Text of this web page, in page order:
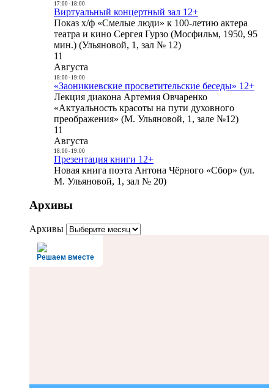
17:00- 18:00
Виртуальный концертный зал 12+
Показ х/ф «Смелые люди» к 100-летию актера
театра и кино Сергея Гурзо (Мосфильм, 1950, 95
мин.) (Ульяновой, 1, зал № 12)
11
Августа
18:00- 19:00
«Заоникиевские просветительские беседы» 12+
Лекция диакона Артемия Овчаренко
«Актуальность красоты на пути духовного
преображения» (М. Ульяновой, 1, зале №12)
11
Августа
18:00- 19:00
Презентация книги 12+
Новая книга поэта Антона Чёрного «Сбор» (ул.
М. Ульяновой, 1, зал № 20)
Архивы
Архивы
Решаем вместе